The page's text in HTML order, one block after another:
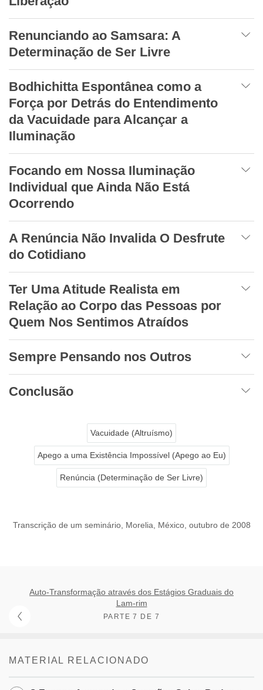
Renunciando ao Samsara: A
Determinação de Ser Livre
Bodhichitta Espontânea como a
Força por Detrás do Entendimento
da Vacuidade para Alcançar a
Iluminação
Focando em Nossa Iluminação
Individual que Ainda Não Está
Ocorrendo
A Renúncia Não Invalida O Desfrute
do Cotidiano
Ter Uma Atitude Realista em
Relação ao Corpo das Pessoas por
Quem Nos Sentimos Atraídos
Sempre Pensando nos Outros
Conclusão
Vacuidade (Altruísmo)
Apego a uma Existência Impossível (Apego ao Eu)
Renúncia (Determinação de Ser Livre)
Transcrição de um seminário, Morelia, México, outubro de 2008
Auto-Transformação através dos Estágios Graduais do
Lam-rim
PARTE 7 DE 7
MATERIAL RELACIONADO